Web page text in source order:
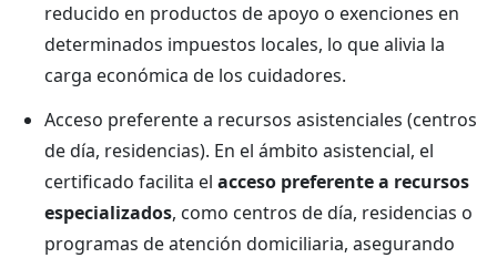
reducido en productos de apoyo o exenciones en
determinados impuestos locales, lo que alivia la
carga económica de los cuidadores.
Acceso preferente a recursos asistenciales (centros
de día, residencias). En el ámbito asistencial, el
certificado facilita el acceso preferente a recursos
especializados, como centros de día, residencias o
programas de atención domiciliaria, asegurando